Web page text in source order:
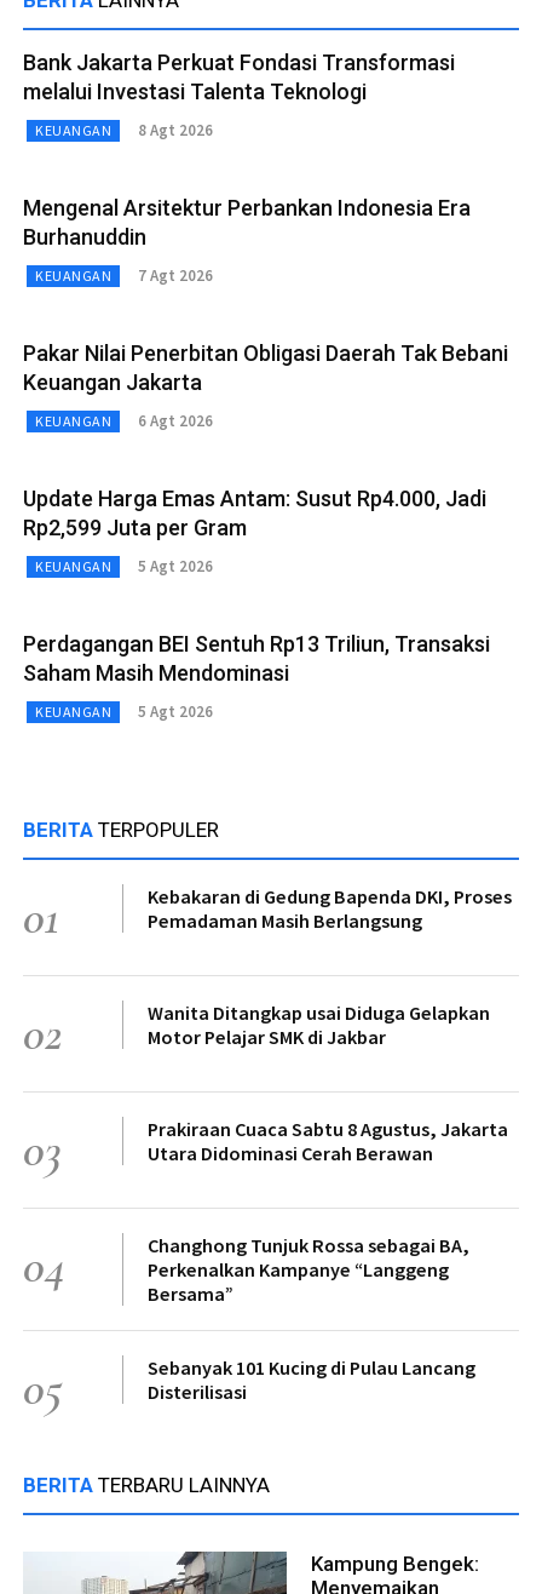
Bank Jakarta Perkuat Fondasi Transformasi
melalui Investasi Talenta Teknologi
KEUANGAN 8 Agt 2026
Mengenal Arsitektur Perbankan Indonesia Era
Burhanuddin
KEUANGAN 7 Agt 2026
Pakar Nilai Penerbitan Obligasi Daerah Tak Bebani
Keuangan Jakarta
KEUANGAN 6 Agt 2026
Update Harga Emas Antam: Susut Rp4.000, Jadi
Rp2,599 Juta per Gram
KEUANGAN 5 Agt 2026
Perdagangan BEI Sentuh Rp13 Triliun, Transaksi
Saham Masih Mendominasi
KEUANGAN 5 Agt 2026
BERITA TERPOPULER
01
Kebakaran di Gedung Bapenda DKI, Proses
Pemadaman Masih Berlangsung
02
Wanita Ditangkap usai Diduga Gelapkan
Motor Pelajar SMK di Jakbar
03
Prakiraan Cuaca Sabtu 8 Agustus, Jakarta
Utara Didominasi Cerah Berawan
04
Changhong Tunjuk Rossa sebagai BA,
Perkenalkan Kampanye “Langgeng
Bersama”
05
Sebanyak 101 Kucing di Pulau Lancang
Disterilisasi
BERITA TERBARU LAINNYA
Kampung Bengek:
Menyemaikan